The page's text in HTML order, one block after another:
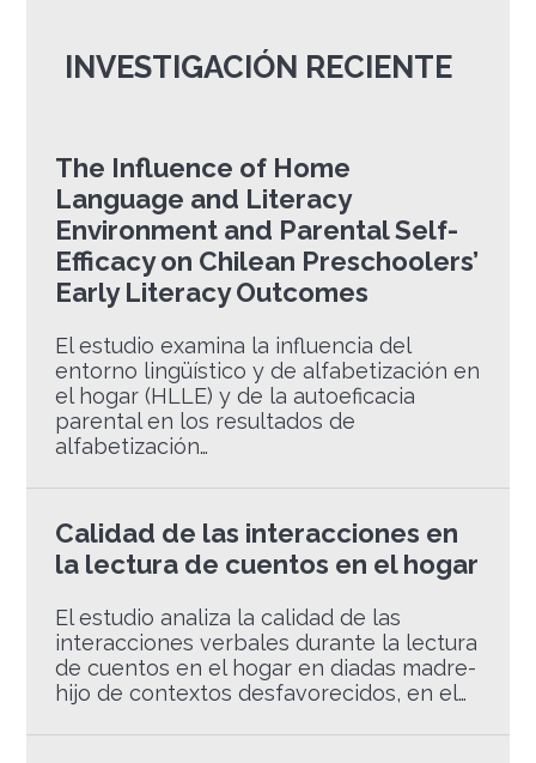
INVESTIGACIÓN RECIENTE
The Influence of Home
Language and Literacy
Environment and Parental Self-
Efficacy on Chilean Preschoolers’
Early Literacy Outcomes
El estudio examina la influencia del
entorno lingüístico y de alfabetización en
el hogar (HLLE) y de la autoeficacia
parental en los resultados de
alfabetización…
Calidad de las interacciones en
la lectura de cuentos en el hogar
El estudio analiza la calidad de las
interacciones verbales durante la lectura
de cuentos en el hogar en diadas madre-
hijo de contextos desfavorecidos, en el…